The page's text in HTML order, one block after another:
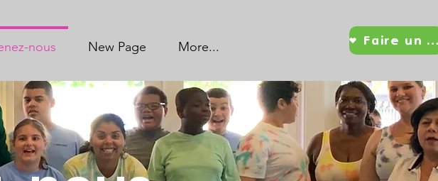
nous New Page More... Faire un